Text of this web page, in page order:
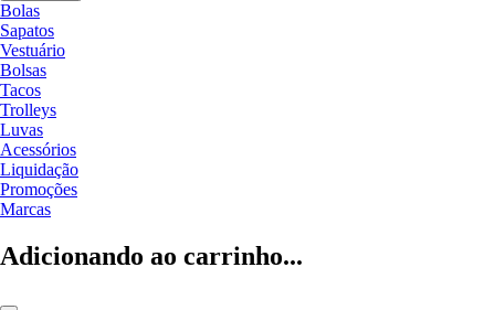
Bolas
Sapatos
Vestuário
Bolsas
Tacos
Trolleys
Luvas
Acessórios
Liquidação
Promoções
Marcas
Adicionando ao carrinho...